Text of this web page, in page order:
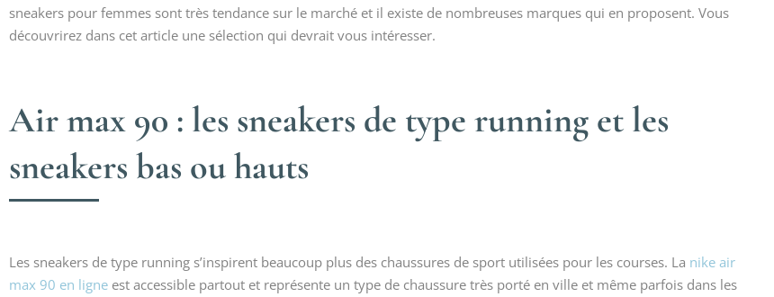
sneakers pour femmes sont très tendance sur le marché et il existe de nombreuses marques qui en proposent. Vous
découvrirez dans cet article une sélection qui devrait vous intéresser.
Air max 90 : les sneakers de type running et les
sneakers bas ou hauts
Les sneakers de type running s’inspirent beaucoup plus des chaussures de sport utilisées pour les courses. La nike air
max 90 en ligne est accessible partout et représente un type de chaussure très porté en ville et même parfois dans les